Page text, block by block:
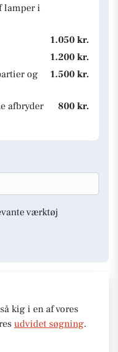
lamper i
1.050 kr.
1.200 kr.
og
1.500 kr.
afbryder
800 kr.
værktøj
kig i en af vores
udvidet søgning.